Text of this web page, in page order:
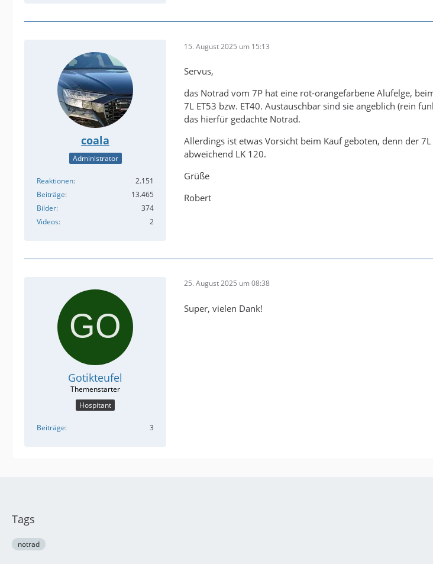
coala
Administrator
Reaktionen
2.151
Beiträge
13.465
Bilder
374
Videos
2
15. August 2025 um 15:13
Servus,
das Notrad vom 7P hat eine rot-orangefarbene Alufelge,
7L ET53 bzw. ET40. Austauschbar sind sie angeblich (rein
das hierfür gedachte Notrad.
Allerdings ist etwas Vorsicht beim Kauf geboten, denn der
abweichend LK 120.
Grüße
Robert
Gotikteufel
Hospitant
Beiträge 3
25. August 2025 um 08:38
Super, vielen Dank!
Tags
notrad